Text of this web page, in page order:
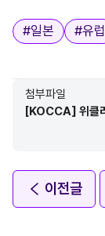
태그
#일본 #유럽
첨부파일
[KOCCA] 위클
이전글